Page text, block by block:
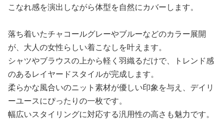
こなれ感を演出しながら体型を自然にカバーします。
落ち着いたチャコールグレーやブルーなどのカラー展開
が、大人の女性らしい着こなしを叶えます。
シャツやブラウスの上から軽く羽織るだけで、トレンド感
のあるレイヤードスタイルが完成します。
柔らかな風合いのニット素材が優しい印象を与え、デイリ
ーユースにぴったりの一枚です。
幅広いスタイリングに対応する汎用性の高さも魅力です。